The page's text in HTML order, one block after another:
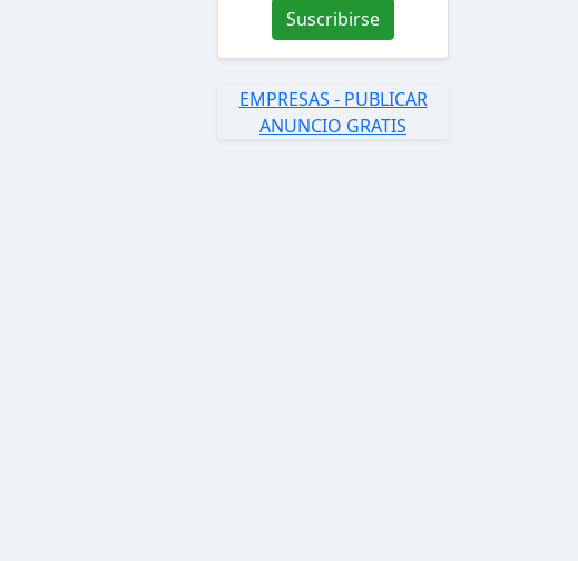
Suscribirse
EMPRESAS - PUBLICAR
ANUNCIO GRATIS